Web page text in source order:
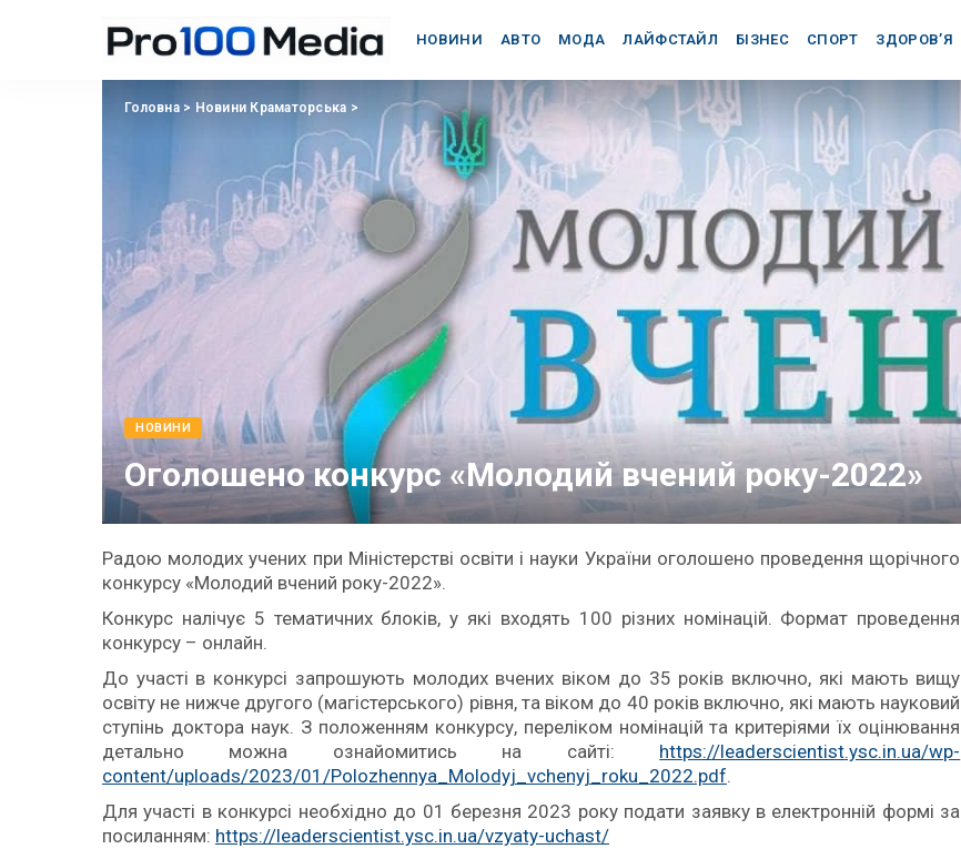
НОВИНИ АВТО МОДА ЛАЙФСТАЙЛ БІЗНЕС СПОРТ ЗДОРОВ’Я
Головна> Новини Краматорська >
НОВИНИ
Оголошено конкурс «Молодий вчений року-2022»
Радою молодих учених при Міністерстві освіти і науки України оголошено проведення щорічного
конкурсу «Молодий вчений року-2022».
Конкурс налічує 5 тематичних блоків, у які входять 100 різних номінацій. Формат проведення
конкурсу – онлайн.
До участі в конкурсі запрошують молодих вчених віком до 35 років включно, які мають вищу
освіту не нижче другого (магістерського) рівня, та віком до 40 років включно, які мають науковий
ступінь доктора наук. З положенням конкурсу, переліком номінацій та критеріями їх оцінювання
детально можна ознайомитись на сайті: https://leaderscientist.ysc.in.ua/wp-
content/uploads/2023/01/Polozhennya_Molodyj_vchenyj_roku_2022.pdf.
Для участі в конкурсі необхідно до 01 березня 2023 року подати заявку в електронній формі за
посиланням: https://leaderscientist.ysc.in.ua/vzyaty-uchast/